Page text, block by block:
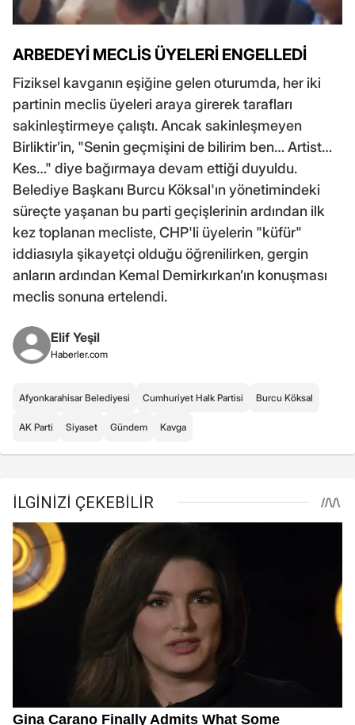
ARBEDEYİ MECLİS ÜYELERİ ENGELLEDİ
Fiziksel kavganın eşiğine gelen oturumda, her iki
partinin meclis üyeleri araya girerek tarafları
sakinleştirmeye çalıştı. Ancak sakinleşmeyen
Birliktir’in, "Senin geçmişini de bilirim ben… Artist…
Kes…" diye bağırmaya devam ettiği duyuldu.
Belediye Başkanı Burcu Köksal'ın yönetimindeki
süreçte yaşanan bu parti geçişlerinin ardından ilk
kez toplanan mecliste, CHP'li üyelerin "küfür"
iddiasıyla şikayetçi olduğu öğrenilirken, gergin
anların ardından Kemal Demirkırkan’ın konuşması
meclis sonuna ertelendi.
Elif Yeşil
Haberler.com
Afyonkarahisar Belediyesi Cumhuriyet Halk Partisi Burcu Köksal
AK Parti Siyaset Gündem Kavga